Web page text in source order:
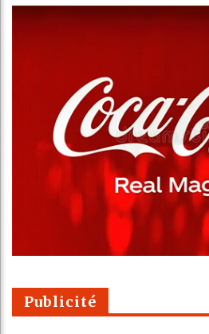
Publicité